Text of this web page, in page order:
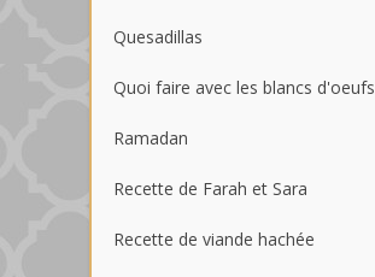
Quesadillas
Quoi faire avec les blancs d'oeufs
Ramadan
Recette de Farah et Sara
Recette de viande hachée